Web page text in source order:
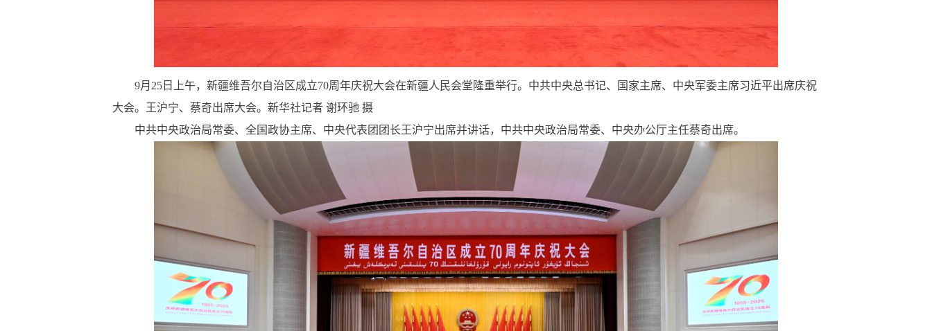
9月25日上午，新疆维吾尔自治区成立70周年庆祝大会在新疆人民会堂隆重举行。中共中央总书记、国家主席、中央军委主席习近平出席庆祝
大会。王沪宁、蔡奇出席大会。新华社记者 谢环驰 摄
中共中央政治局常委、全国政协主席、中央代表团团长王沪宁出席并讲话，中共中央政治局常委、中央办公厅主任蔡奇出席。